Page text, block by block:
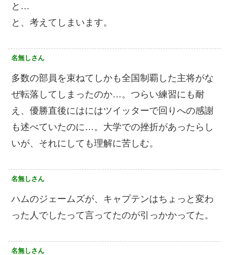
と…
と、考えてしまいます。
名無しさん
多数の部員を束ねてしかも全国制覇した主将がな
ぜ転落してしまったのか…。つらい練習にも耐
え、優勝直後にはにはツイッターで回りへの感謝
も述べていたのに…。大学での挫折があったらし
いが、それにしても理解に苦しむ。
名無しさん
ハムのジェームズが、キャプテンはちょっと変わ
った人でしたって言ってたのが引っかかってた。
名無しさん